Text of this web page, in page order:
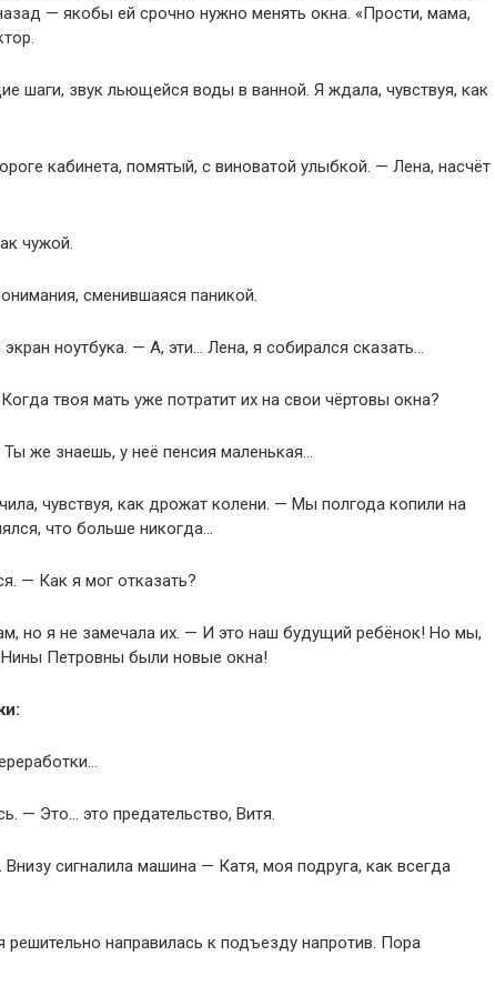
— якобы ей срочно нужно менять окна. «Прости, мама,
шаги, звук льющейся воды в ванной. Я ждала, чувствуя, как
кабинета, помятый, с виноватой улыбкой. — Лена, насчёт
чужой.
сменившаяся паникой.
ноутбука. — А, эти… Лена, я собирался сказать…
твоя мать уже потратит их на свои чёртовы окна?
же знаешь, у неё пенсия маленькая…
чувствуя, как дрожат колени. — Мы полгода копили на
что больше никогда…
— Как я мог отказать?
но я не замечала их. — И это наш будущий ребёнок! Но мы,
Петровны были новые окна!
— Это… это предательство, Витя.
сигналила машина — Катя, моя подруга, как всегда
направилась к подъезду напротив. Пора